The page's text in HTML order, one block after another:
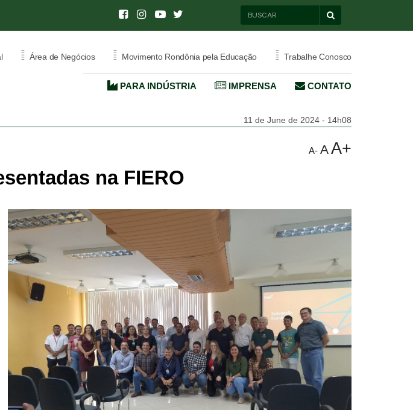
= Área de Negócios = Movimento Rondônia pela Educação = Trabalhe Conosco
PARA INDÚSTRIA IMPRENSA CONTATO
11 de June de 2024 - 14h08
A- AA+
na FIERO